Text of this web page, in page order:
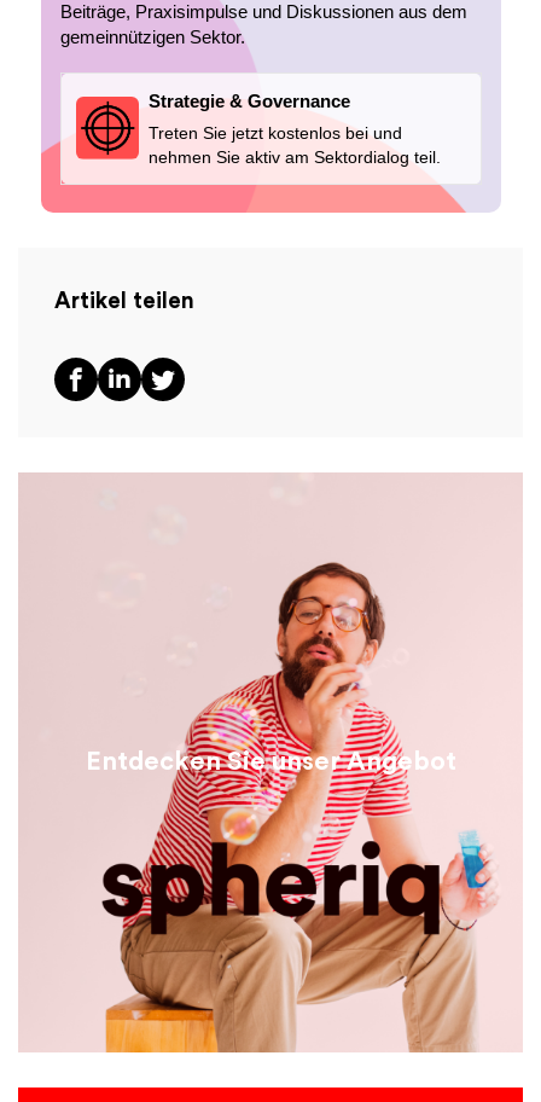
Beiträge, Praxisimpulse und Diskussionen aus dem
gemeinnützigen Sektor.
Strategie & Governance
Treten Sie jetzt kostenlos bei und
nehmen Sie aktiv am Sektordialog teil.
Artikel teilen
Entdecken Sie unser Angebot